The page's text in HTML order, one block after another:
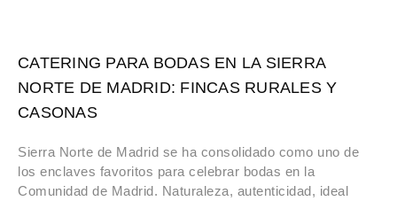
CATERING PARA BODAS EN LA SIERRA
NORTE DE MADRID: FINCAS RURALES Y
CASONAS
Sierra Norte de Madrid se ha consolidado como uno de
los enclaves favoritos para celebrar bodas en la
Comunidad de Madrid. Naturaleza, autenticidad, ideal